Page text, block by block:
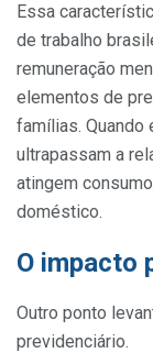
Essa
de trabalho
remuneração
elementos de
famílias.
ultrapassam a
atingem
doméstico.
O impacto
Outro ponto
previdenciário.